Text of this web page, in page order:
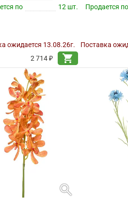
по
12 шт.
ожидается 13.08.26г.
2 714 ₽
shopping_cart
Продается по
Поставка
search